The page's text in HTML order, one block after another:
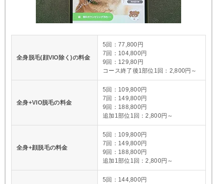
全身脱毛(顔VIO除く)の料金
5回：77,800円
7回：104,800円
9回：129,80円
コース終了後1部位1回：2,800円～
全身+VIO脱毛の料金
5回：109,800円
7回：149,800円
9回：188,800円
追加1部位1回：2,800円～
全身+顔脱毛の料金
5回：109,800円
7回：149,800円
9回：188,800円
追加1部位1回：2,800円～
5回：144,800円